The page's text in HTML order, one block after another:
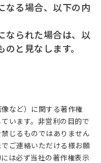
なる場合、以下の内
なられた場合は、以
と見なします。
など）に関する著作権
います。非営利の目的で
じるものではありません
ご連絡いただける様お願
は必ず当社の著作権表示